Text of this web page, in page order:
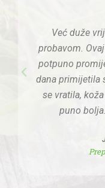
Već duže
probavom.
potpuno
dana primijetila
se vratila,
puno